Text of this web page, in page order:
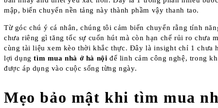
mập, biến chuyển nền tảng này thành phầm vậy thanh tao.
Từ góc chú ý cá nhân, chúng tôi cảm biến chuyển rằng tính
chưa riêng gì tăng tốc sự cuốn hút mà còn hạn chế rủi ro chưa
cùng tài liệu xem kèo thời khắc thực. Đây là insight chỉ 1 chưa
lợi dụngtìm mua nhà ở hà nội để linh cảm công nghệ, trong
được áp dụng vào cuộc sống từng ngày.
Mẹo bảo mật khi tìm mua